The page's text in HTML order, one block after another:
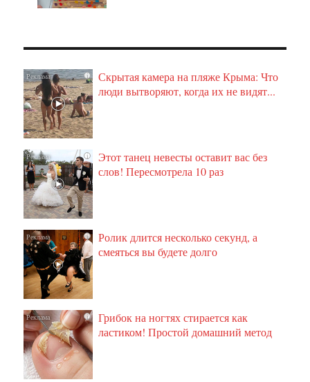
i
Скрытая камера на пляже Крыма: Что
люди вытворяют, когда их не видят...
i
Этот танец невесты оставит вас без
слов! Пересмотрела 10 раз
i
Ролик длится несколько секунд, а
смеяться вы будете долго
i
Грибок на ногтях стирается как
ластиком! Простой домашний метод